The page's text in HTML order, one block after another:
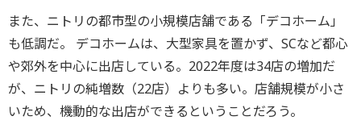
また、ニトリの都市型の小規模店舗である「デコホーム」
も低調だ。 デコホームは、大型家具を置かず、SCなど都心
や郊外を中心に出店している。2022年度は34店の増加だ
が、ニトリの純増数（22店）よりも多い。店舗規模が小さ
いため、機動的な出店ができるということだろう。